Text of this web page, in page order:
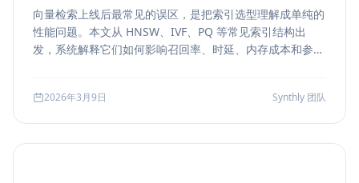
向量检索上线后最常见的误区，是把索引选型理解成单纯的
性能问题。本文从 HNSW、IVF、PQ 等常见索引结构出
发，系统解释它们如何影响召回率、时延、内存成本和参数
2026年3月9日 Synthly 团队